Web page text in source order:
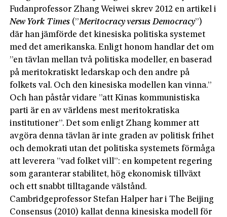
Fudanprofessor Zhang Weiwei skrev 2012 en artikel i
New York Times (”Meritocracy versus Democracy”)
där han jämförde det kinesiska politiska systemet
med det amerikanska. Enligt honom handlar det om
”en tävlan mellan två politiska modeller, en baserad
på meritokratiskt ledarskap och den andre på
folkets val. Och den kinesiska modellen kan vinna.”
Och han påstår vidare ”att Kinas kommunistiska
parti är en av världens mest meritokratiska
institutioner”. Det som enligt Zhang kommer att
avgöra denna tävlan är inte graden av politisk frihet
och demokrati utan det politiska systemets förmåga
att leverera ”vad folket vill”: en kompetent regering
som garanterar stabilitet, hög ekonomisk tillväxt
och ett snabbt tilltagande välstånd.
Cambridgeprofessor Stefan Halper har i The Beijing
Consensus (2010) kallat denna kinesiska modell för